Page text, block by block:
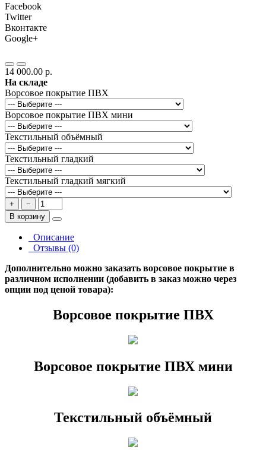
Facebook
Twitter
Вконтакте
Google+
14 000.00 р.
На складе
Ворсовое покрытие ПВХ
Ворсовое покрытие ПВХ мини
Текстильный объёмный
Текстильный гладкий
Текстильный гладкий мягкий
+
−
В корзину
Описание
Отзывы (0)
Дополнительно можно заказать ворсовое покрытие в
различном исполнении (добавить в заказ можно через
опции под ценой товара):
Ворсовое покрытие ПВХ
Ворсовое покрытие ПВХ мини
Текстильный объёмный